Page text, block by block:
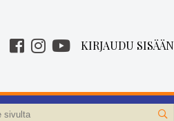
KIRJAUDU SISÄÄN